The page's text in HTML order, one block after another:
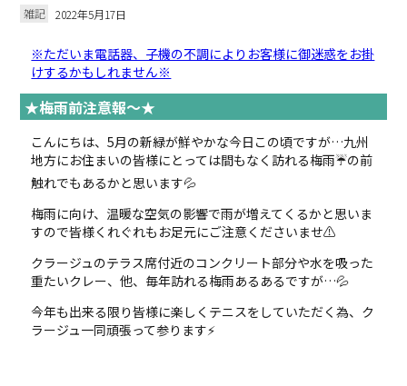
雑記 2022年5月17日
※ただいま電話器、子機の不調によりお客様に御迷惑をお掛
けするかもしれません※
★梅雨前注意報～★
こんにちは、5月の新緑が鮮やかな今日この頃ですが…九州
地方にお住まいの皆様にとっては間もなく訪れる梅雨☔の前
触れでもあるかと思います💦
梅雨に向け、温暖な空気の影響で雨が増えてくるかと思いま
すので皆様くれぐれもお足元にご注意くださいませ⚠
クラージュのテラス席付近のコンクリート部分や水を吸った
重たいクレー、他、毎年訪れる梅雨あるあるですが…💦
今年も出来る限り皆様に楽しくテニスをしていただく為、ク
ラージュ一同頑張って参ります⚡